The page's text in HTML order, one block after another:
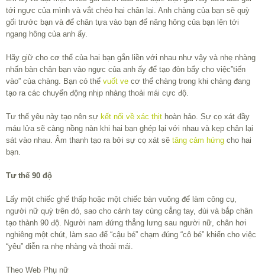
tới ngực của mình và vắt chéo hai chân lại. Anh chàng của bạn sẽ quỳ
gối trước bạn và để chân tựa vào bạn để nâng hông của bạn lên tới
ngang hông của anh ấy.
Hãy giữ cho cơ thể của hai bạn gắn liền với nhau như vậy và nhẹ nhàng
nhấn bàn chân bạn vào ngực của anh ấy để tạo đòn bẩy cho việc”tiến
vào” của chàng. Bạn có thể vuốt ve cơ thể chàng trong khi chàng đang
tạo ra các chuyển động nhịp nhàng thoải mái cực độ.
Tư thế yêu này tạo nên sự kết nối về xác thịt hoàn hảo. Sự cọ xát đầy
máu lửa sẽ càng nồng nàn khi hai bạn ghép lại với nhau và kẹp chân lại
sát vào nhau. Âm thanh tạo ra bởi sự cọ xát sẽ tăng cảm hứng cho hai
bạn.
Tư thế 90 độ
Lấy một chiếc ghế thấp hoặc một chiếc bàn vuông để làm công cụ,
người nữ quỳ trên đó, sao cho cánh tay cùng cẳng tay, đùi và bắp chân
tạo thành 90 độ. Người nam đứng thẳng lưng sau người nữ, chân hơi
nghiêng một chút, làm sao để “cậu bé” chạm đúng “cô bé” khiến cho việc
“yêu” diễn ra nhẹ nhàng và thoải mái.
Theo Web Phụ nữ